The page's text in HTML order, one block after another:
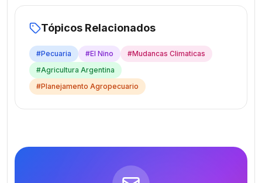
Tópicos Relacionados
#Pecuaria #El Nino #Mudancas Climaticas
#Agricultura Argentina
#Planejamento Agropecuario